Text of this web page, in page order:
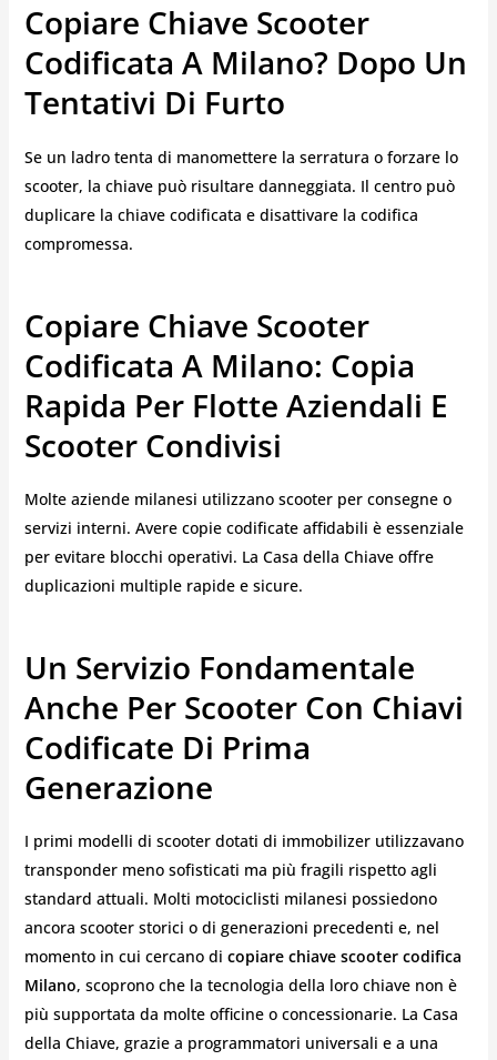
Copiare Chiave Scooter
Codificata A Milano? Dopo Un
Tentativi Di Furto
Se un ladro tenta di manomettere la serratura o forzare lo
scooter, la chiave può risultare danneggiata. Il centro può
duplicare la chiave codificata e disattivare la codifica
compromessa.
Copiare Chiave Scooter
Codificata A Milano: Copia
Rapida Per Flotte Aziendali E
Scooter Condivisi
Molte aziende milanesi utilizzano scooter per consegne o
servizi interni. Avere copie codificate affidabili è essenziale
per evitare blocchi operativi. La Casa della Chiave offre
duplicazioni multiple rapide e sicure.
Un Servizio Fondamentale
Anche Per Scooter Con Chiavi
Codificate Di Prima
Generazione
I primi modelli di scooter dotati di immobilizer utilizzavano
transponder meno sofisticati ma più fragili rispetto agli
standard attuali. Molti motociclisti milanesi possiedono
ancora scooter storici o di generazioni precedenti e, nel
momento in cui cercano di copiare chiave scooter codifica
Milano, scoprono che la tecnologia della loro chiave non è
più supportata da molte officine o concessionarie. La Casa
della Chiave, grazie a programmatori universali e a una